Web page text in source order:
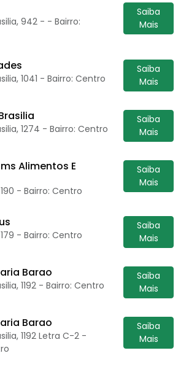
942 - - Bairro:
Saiba
Mais
1041 - Bairro: Centro
Saiba
Mais
1274 - Bairro: Centro
Saiba
Mais
Alimentos E
- Bairro: Centro
Saiba
Mais
- Bairro: Centro
Saiba
Mais
Barao
1192 - Bairro: Centro
Saiba
Mais
Barao
1192 Letra C-2 -
Saiba
Mais